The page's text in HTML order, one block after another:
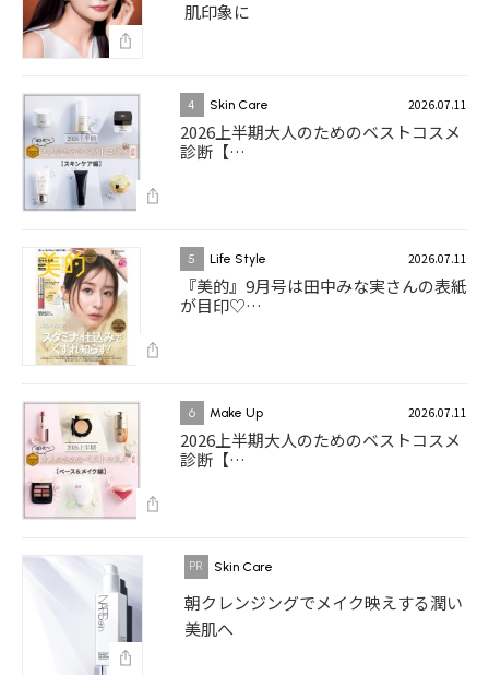
肌印象に
4 Skin Care 2026.07.11
2026上半期大人のためのベストコスメ
診断【…
5 Life Style 2026.07.11
『美的』9月号は田中みな実さんの表紙
が目印♡…
6 Make Up 2026.07.11
2026上半期大人のためのベストコスメ
診断【…
Skin Care
朝クレンジングでメイク映えする潤い
美肌へ